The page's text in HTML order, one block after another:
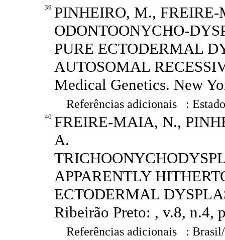
39 PINHEIRO, M.,
ODONTOONYCHO-
PURE ECTODERMAL
AUTOSOMAL
Medical Genetics. New
Referências adicionais :
40 FREIRE-MAIA, N.,
A.
APPARENTLY
ECTODERMAL
Ribeirão Preto: , v.8, n.4,
Referências adicionais :